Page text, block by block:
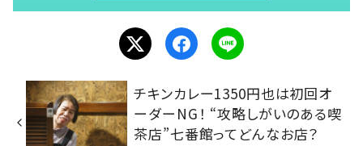
チキンカレー1350円也は初回オ
ーダーNG！ “攻略しがいのある喫
茶店”七番館ってどんなお店？